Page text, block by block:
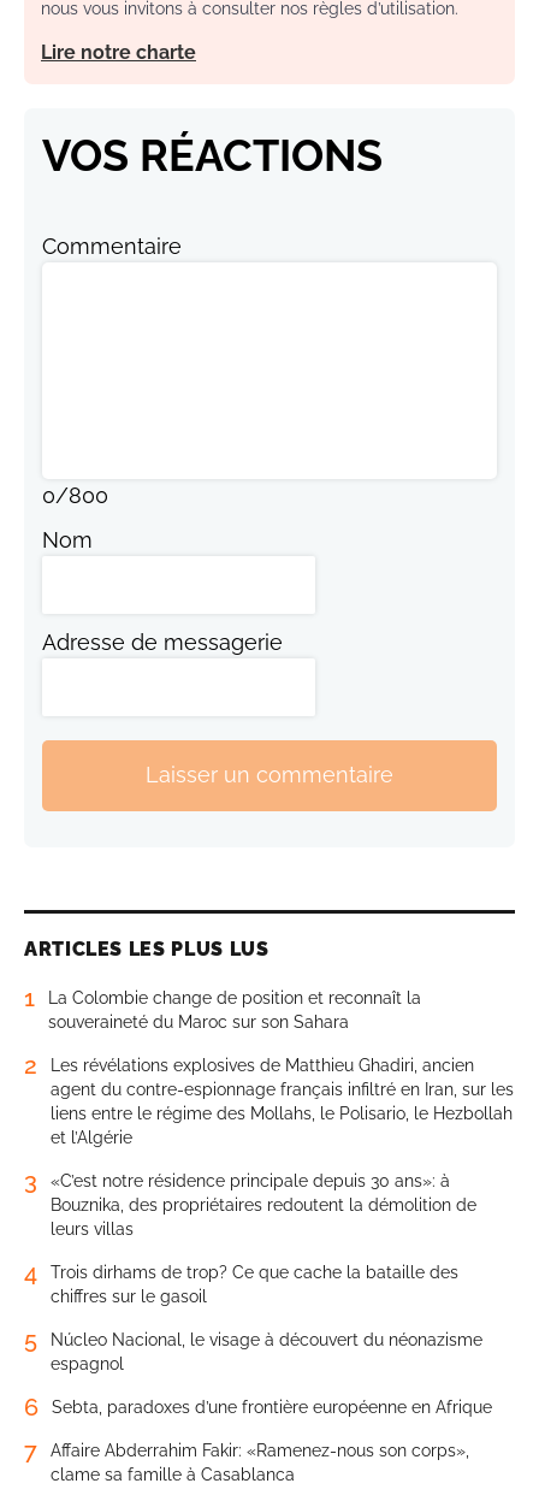
nous vous invitons à consulter nos règles d’utilisation.
Lire notre charte
VOS RÉACTIONS
Commentaire
0/800
Nom
Adresse de messagerie
Laisser un commentaire
ARTICLES LES PLUS LUS
1
La Colombie change de position et reconnaît la
souveraineté du Maroc sur son Sahara
2
Les révélations explosives de Matthieu Ghadiri, ancien
agent du contre-espionnage français infiltré en Iran, sur les
liens entre le régime des Mollahs, le Polisario, le Hezbollah
et l’Algérie
3
«C’est notre résidence principale depuis 30 ans»: à
Bouznika, des propriétaires redoutent la démolition de
leurs villas
4
Trois dirhams de trop? Ce que cache la bataille des
chiffres sur le gasoil
5
Núcleo Nacional, le visage à découvert du néonazisme
espagnol
6 Sebta, paradoxes d’une frontière européenne en Afrique
7
Affaire Abderrahim Fakir: «Ramenez-nous son corps»,
clame sa famille à Casablanca